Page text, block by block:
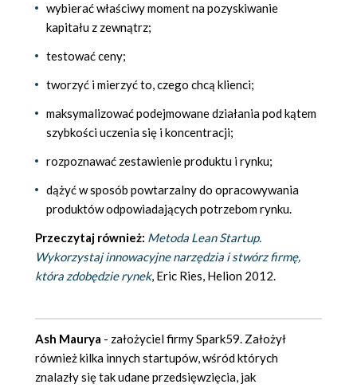
wybierać właściwy moment na pozyskiwanie
kapitału z zewnątrz;
testować ceny;
tworzyć i mierzyć to, czego chcą klienci;
maksymalizować podejmowane działania pod kątem
szybkości uczenia się i koncentracji;
rozpoznawać zestawienie produktu i rynku;
dążyć w sposób powtarzalny do opracowywania
produktów odpowiadających potrzebom rynku.
Przeczytaj również: Metoda Lean Startup.
Wykorzystaj innowacyjne narzędzia i stwórz firmę,
która zdobędzie rynek, Eric Ries, Helion 2012.
Ash Maurya - założyciel firmy Spark59. Założył
również kilka innych startupów, wśród których
znalazły się tak udane przedsięwzięcia, jak